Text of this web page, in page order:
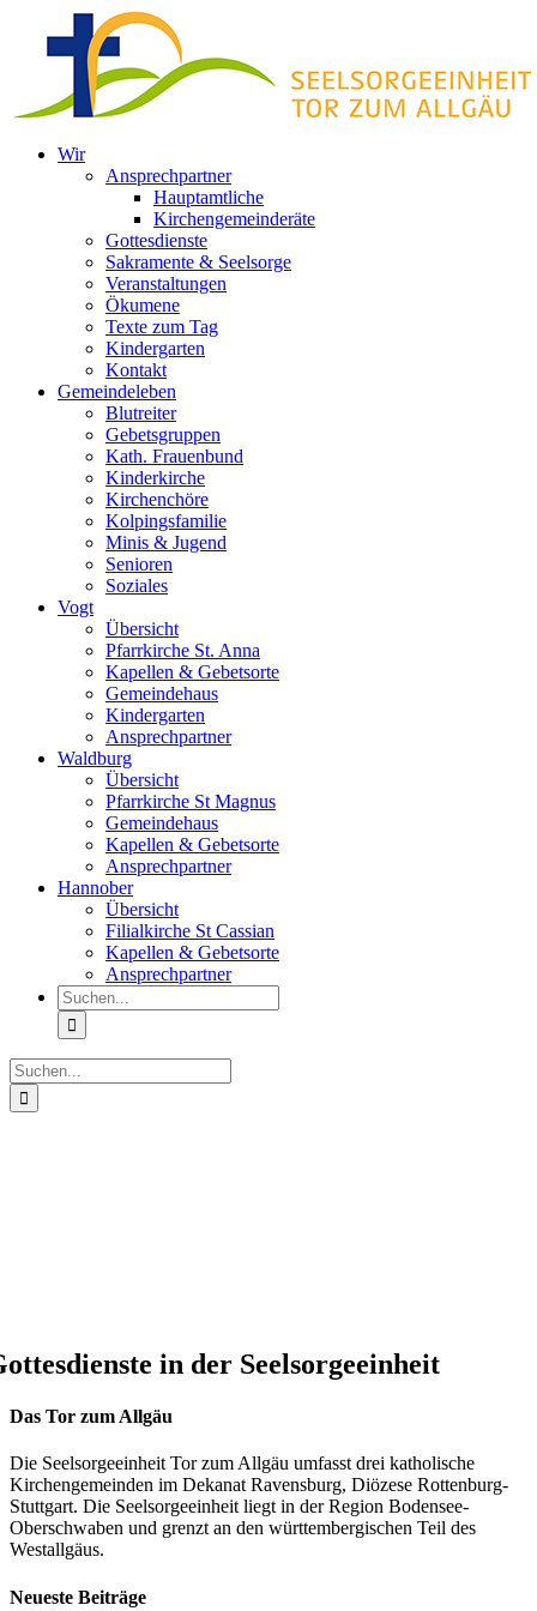
Inhalt
springen
Wir
Ansprechpartner
Hauptamtliche
Kirchengemeinderäte
Gottesdienste
Sakramente & Seelsorge
Veranstaltungen
Ökumene
Texte zum Tag
Kindergarten
Kontakt
Gemeindeleben
Blutreiter
Gebetsgruppen
Kath. Frauenbund
Kinderkirche
Kirchenchöre
Kolpingsfamilie
Minis & Jugend
Senioren
Soziales
Vogt
Übersicht
Pfarrkirche St. Anna
Kapellen & Gebetsorte
Gemeindehaus
Kindergarten
Ansprechpartner
Waldburg
Übersicht
Pfarrkirche St Magnus
Gemeindehaus
Kapellen & Gebetsorte
Ansprechpartner
Hannober
Übersicht
Filialkirche St Cassian
Kapellen & Gebetsorte
Ansprechpartner
Suche
nach:
Suche
nach:
in der Seelsorgeeinheit
Das Tor zum Allgäu
Die Seelsorgeeinheit Tor zum Allgäu umfasst drei katholische
Kirchengemeinden im Dekanat Ravensburg, Diözese Rottenburg-
Stuttgart. Die Seelsorgeeinheit liegt in der Region Bodensee-
Oberschwaben und grenzt an den württembergischen Teil des
Westallgäus.
Neueste Beiträge